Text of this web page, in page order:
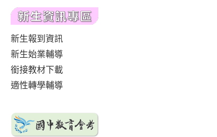
新生報到資訊
新生始業輔導
銜接教材下載
適性轉學輔導